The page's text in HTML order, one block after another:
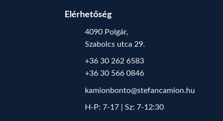
Elérhetőség
4090 Polgár,
Szabolcs utca 29.
+36 30 262 6583
+36 30 566 0846
kamionbonto@stefancamion.hu
H-P: 7-17 | Sz: 7-12:30